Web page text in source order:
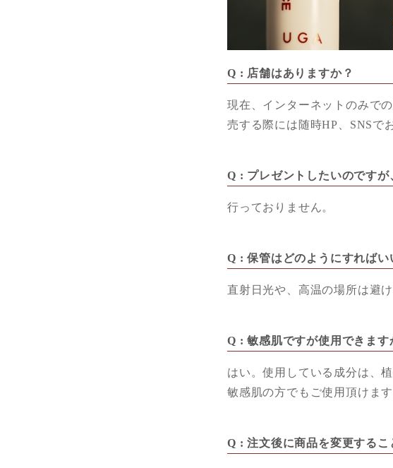
Q : 店舗はありますか？
現在、インターネットのみで
売する際には随時HP、SNSで
Q : プレゼントしたいのですが
行っておりません。
Q : 保管はどのようにすればい
直射日光や、高温の場所は避
Q : 敏感肌ですが使用できます
はい。使用している成分は、
敏感肌の方でもご使用頂けます
Q : 注文後に商品を変更するこ